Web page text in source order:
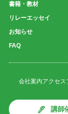
書籍・教材
リレーエッセイ
お知らせ
FAQ
会社案内アクセス
講師